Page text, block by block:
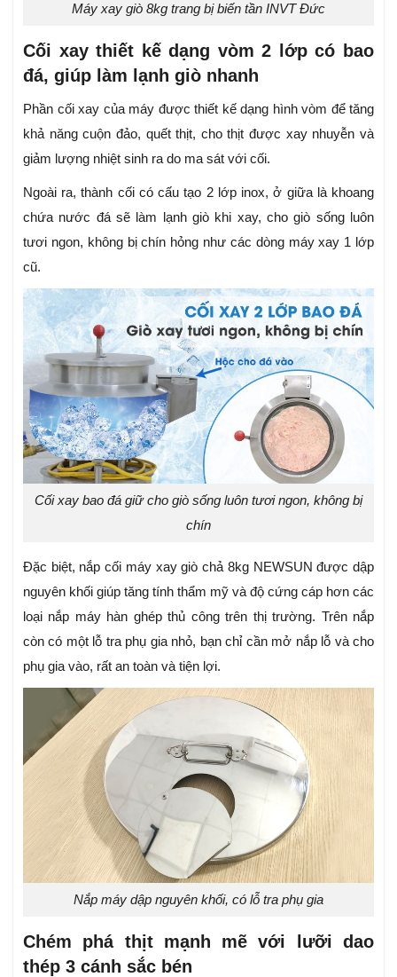
Máy xay giò 8kg trang bị biến tần INVT Đức
Cối xay thiết kế dạng vòm 2 lớp có bao
đá, giúp làm lạnh giò nhanh
Phần cối xay của máy được thiết kế dạng hình vòm để tăng
khả năng cuộn đảo, quết thịt, cho thịt được xay nhuyễn và
giảm lượng nhiệt sinh ra do ma sát với cối.
Ngoài ra, thành cối có cấu tạo 2 lớp inox, ở giữa là khoang
chứa nước đá sẽ làm lạnh giò khi xay, cho giò sống luôn
tươi ngon, không bị chín hỏng như các dòng máy xay 1 lớp
cũ.
Cối xay bao đá giữ cho giò sống luôn tươi ngon, không bị
chín
Đặc biệt, nắp cối máy xay giò chả 8kg NEWSUN được dập
nguyên khối giúp tăng tính thẩm mỹ và độ cứng cáp hơn các
loại nắp máy hàn ghép thủ công trên thị trường. Trên nắp
còn có một lỗ tra phụ gia nhỏ, bạn chỉ cần mở nắp lỗ và cho
phụ gia vào, rất an toàn và tiện lợi.
Nắp máy dập nguyên khối, có lỗ tra phụ gia
Chém phá thịt mạnh mẽ với lưỡi dao
thép 3 cánh sắc bén